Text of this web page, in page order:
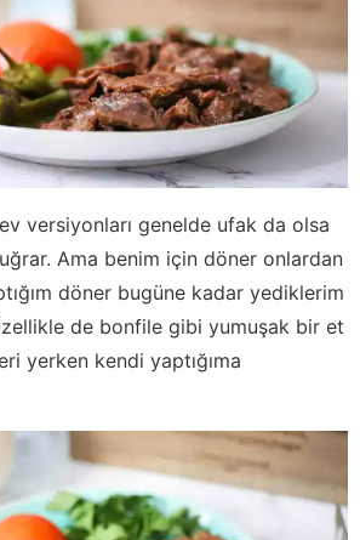
versiyonları genelde ufak da olsa
Ama benim için döner onlardan
döner bugüne kadar yediklerim
de bonfile gibi yumuşak bir et
yerken kendi yaptığıma